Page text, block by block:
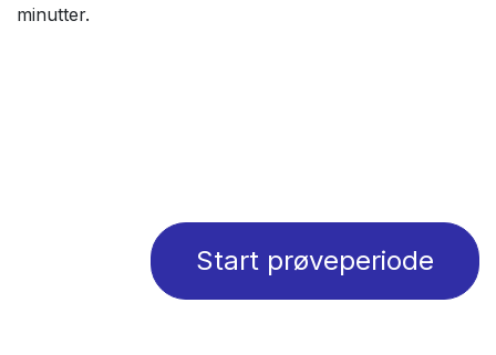
minutter.
Start prøveperiode